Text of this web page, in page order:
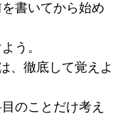
書いてから始め
う。
、徹底して覚えよ
のことだけ考え